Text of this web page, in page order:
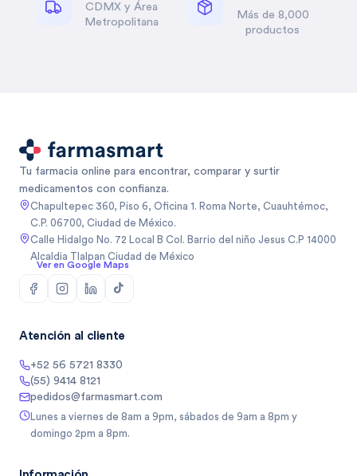
CDMX y Área
Metropolitana
Más de 8,000
productos
Tu farmacia online para encontrar, comparar y surtir
medicamentos con confianza.
Chapultepec 360, Piso 6, Oficina 1. Roma Norte, Cuauhtémoc,
C.P. 06700, Ciudad de México.
Calle Hidalgo No. 72 Local B Col. Barrio del niño Jesus C.P 14000
Alcaldia Tlalpan Ciudad de México
Ver en Google Maps
Atención al cliente
+52 56 5721 8330
(55) 9414 8121
pedidos@farmasmart.com
Lunes a viernes de 8am a 9pm, sábados de 9am a 8pm y
domingo 2pm a 8pm.